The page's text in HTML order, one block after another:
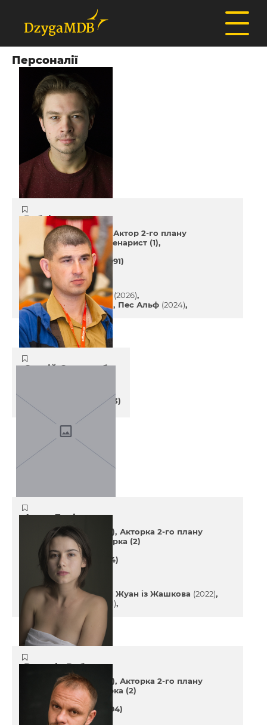
Персоналії
Роб Фельдман
Актор 1-го плану (21)
Актор 2-го плану
Продюсер (1)
Сценарист (1)
35 років (30 червня 1991)
Останні проекти
Любов, секс і вибори(2026)
Наш дім у вогні (2025) Пес Альф (2024)
Сергій Стародуб
43 років
(31 липня 1983)
Агата Ларіонова
Акторка 1-го плану (3) Акторка 2-го плану
Кастинг менеджерка (2)
32 років(03 січня 1994)
Останні проекти
Мирний-21
(2023) Дон Жуан із Жашкова (2022)
Біжи, Таню, біжи
(2021)
Валерія Рубан
Акторка 1-го плану (2) Акторка 2-го плану
Кастинг директорка (2)
32 років(28 квітня 1994)